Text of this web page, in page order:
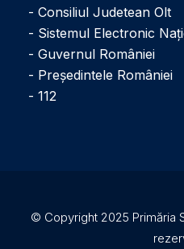
- Consiliul Judetean Olt
- Sistemul Electronic
- Guvernul României
- Președintele României
- 112
© Copyright 2025 Primăria